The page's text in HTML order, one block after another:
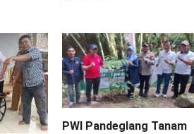
PWI Pandeglang Tanam